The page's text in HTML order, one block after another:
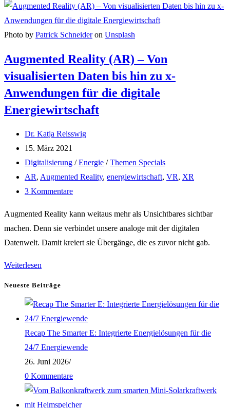
Tools
im
Alltag
Berufsleben
Photo by Patrick Schneideron Unsplash
Augmented Reality (AR) – Von
visualisierten Daten bis hin zu x-
Anwendungen für die digitale
Energiewirtschaft
Beitrags-
Autor:
Dr. Katja Reisswig
Beitrag
veröffentlicht:
15. März 2021
Beitrags-
Kategorie:
Digitalisierung / Energie / Themen Specials
Post
tag:
AR, Augmented Reality, energiewirtschaft, VR, XR
Beitrags-
3 Kommentare
Augmented Reality kann weitaus mehr als Unsichtbares sichtbar
machen. Denn sie verbindet unsere analoge mit der digitalen
Datenwelt. Damit kreiert sie Übergänge, die es zuvor nicht gab.
Weiterlesen
–
Von
visualisierten
Daten
bis
hin
zu
Neueste Beiträge
Recap The Smarter E: Integrierte Energielösungen für die
24/7 Energiewende
26. Juni 2026/
0 Kommentare